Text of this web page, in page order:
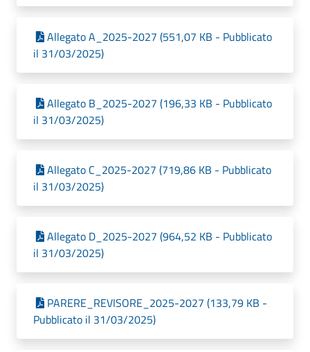
Allegato A_2025-2027 (551,07 KB - Pubblicato
il 31/03/2025)
Allegato B_2025-2027 (196,33 KB - Pubblicato
il 31/03/2025)
Allegato C_2025-2027 (719,86 KB - Pubblicato
il 31/03/2025)
Allegato D_2025-2027 (964,52 KB - Pubblicato
il 31/03/2025)
PARERE_REVISORE_2025-2027 (133,79 KB -
Pubblicato il 31/03/2025)